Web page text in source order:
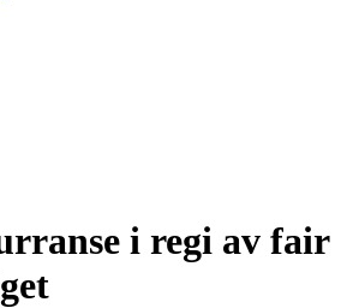
i regi av fair